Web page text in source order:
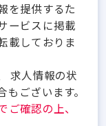
を提供するた
ービスに掲載
載しておりま
求人情報の状
ございます。
確認の上、